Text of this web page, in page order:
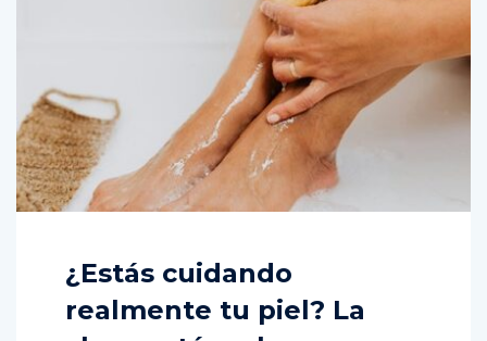
¿Estás cuidando
realmente tu piel? La